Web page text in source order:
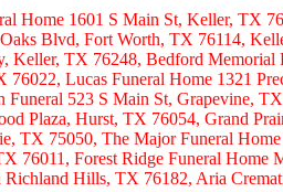
Home 1601 S Main St, Keller, TX
Blvd, Fort Worth, TX 76114,
Keller, TX 76248, Bedford Memorial
76022, Lucas Funeral Home 1321
Funeral 523 S Main St, Grapevine,
Plaza, Hurst, TX 76054, Grand
TX 75050, The Major Funeral
76011, Forest Ridge Funeral Home
Hills, TX 76182, Aria